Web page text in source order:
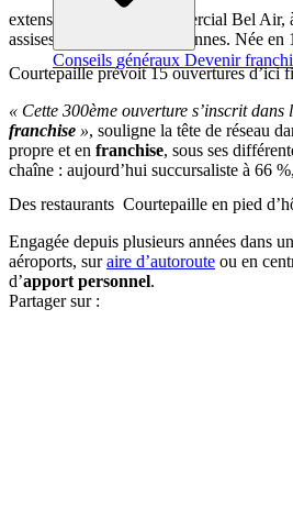
Conseils généraux Devenir
extension du centre commercial Bel Air,
assises et emploie 16 personnes. Née en
Courtepaille prévoit 15 ouvertures d’ici
« Cette 300ème ouverture s’inscrit
franchise », souligne la tête de réseau
propre et en franchise, sous ses
chaîne : aujourd’hui succursaliste à 66
Des restaurants Courtepaille en pied
Engagée depuis plusieurs années dans
aéroports, suraire d’autoroute ou en
d’apport personnel.
Partager sur :